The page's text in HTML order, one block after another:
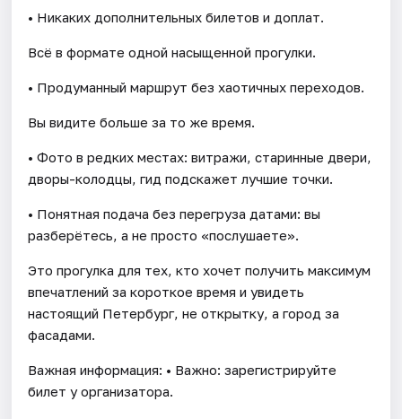
• Никаких дополнительных билетов и доплат.
Всё в формате одной насыщенной прогулки.
• Продуманный маршрут без хаотичных переходов.
Вы видите больше за то же время.
• Фото в редких местах: витражи, старинные двери,
дворы-колодцы, гид подскажет лучшие точки.
• Понятная подача без перегруза датами: вы
разберётесь, а не просто «послушаете».
Это прогулка для тех, кто хочет получить максимум
впечатлений за короткое время и увидеть
настоящий Петербург, не открытку, а город за
фасадами.
Важная информация: • Важно: зарегистрируйте
билет у организатора.